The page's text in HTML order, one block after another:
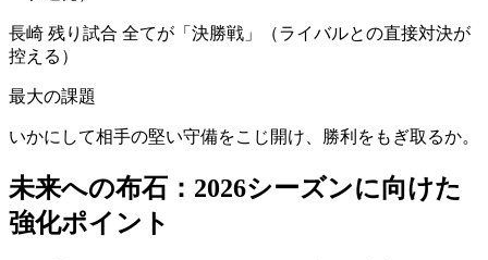
長崎 残り試合 全てが「決勝戦」（ライバルとの直接対決が
控える）
最大の課題
いかにして相手の堅い守備をこじ開け、勝利をもぎ取るか。
未来への布石：2026シーズンに向けた
強化ポイント